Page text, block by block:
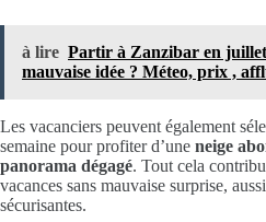
à lire Partir à Zanzibar en
mauvaise idée ? Méteo, prix ,
Les vacanciers peuvent également
semaine pour profiter d’une neige
panorama dégagé. Tout cela
vacances sans mauvaise surprise,
sécurisantes.